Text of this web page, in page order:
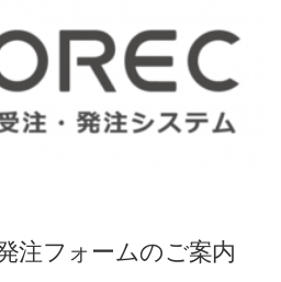
注フォームのご案内